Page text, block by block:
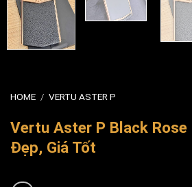
HOME / VERTU ASTER P
Vertu Aster P Black Rose
Đẹp, Giá Tốt